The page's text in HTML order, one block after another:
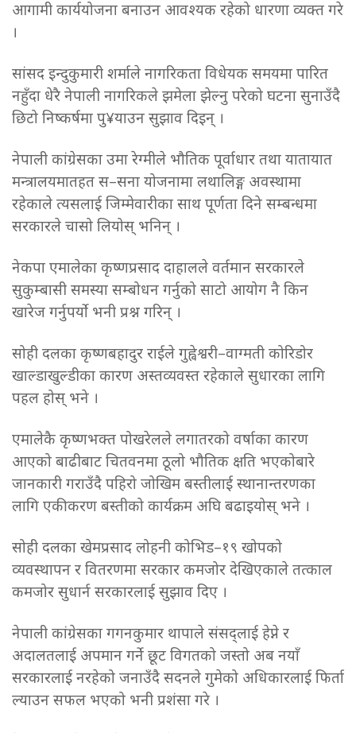
आगामी कार्ययोजना बनाउन आवश्यक रहेको धारणा व्यक्त गरे
।
सांसद इन्दुकुमारी शर्माले नागरिकता विधेयक समयमा पारित
नहुँदा धेरै नेपाली नागरिकले झमेला झेल्नु परेको घटना सुनाउँदै
छिटो निष्कर्षमा पु¥याउन सुझाव दिइन् ।
नेपाली कांग्रेसका उमा रेग्मीले भौतिक पूर्वाधार तथा यातायात
मन्त्रालयमातहत स–सना योजनामा लथालिङ्ग अवस्थामा
रहेकाले त्यसलाई जिम्मेवारीका साथ पूर्णता दिने सम्बन्धमा
सरकारले चासो लियोस् भनिन् ।
नेकपा एमालेका कृष्णप्रसाद दाहालले वर्तमान सरकारले
सुकुम्बासी समस्या सम्बोधन गर्नुको साटो आयोग नै किन
खारेज गर्नुपर्यो भनी प्रश्न गरिन् ।
सोही दलका कृष्णबहादुर राईले गुह्वेश्वरी–वाग्मती कोरिडोर
खाल्डाखुल्डीका कारण अस्तव्यवस्त रहेकाले सुधारका लागि
पहल होस् भने ।
एमालेकै कृष्णभक्त पोखरेलले लगातरको वर्षाका कारण
आएको बाढीबाट चितवनमा ठूलो भौतिक क्षति भएकोबारे
जानकारी गराउँदै पहिरो जोखिम बस्तीलाई स्थानान्तरणका
लागि एकीकरण बस्तीको कार्यक्रम अघि बढाइयोस् भने ।
सोही दलका खेमप्रसाद लोहनी कोभिड–१९ खोपको
व्यवस्थापन र वितरणमा सरकार कमजोर देखिएकाले तत्काल
कमजोर सुधार्न सरकारलाई सुझाव दिए ।
नेपाली कांग्रेसका गगनकुमार थापाले संसद्लाई हेप्ने र
अदालतलाई अपमान गर्ने छूट विगतको जस्तो अब नयाँ
सरकारलाई नरहेको जनाउँदै सदनले गुमेको अधिकारलाई फिर्ता
ल्याउन सफल भएको भनी प्रशंसा गरे ।